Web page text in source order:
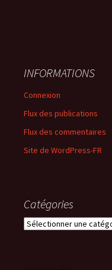
INFORMATIONS
Connexion
Flux des publications
Flux des commentaires
Site de WordPress-FR
Catégories
Catégories